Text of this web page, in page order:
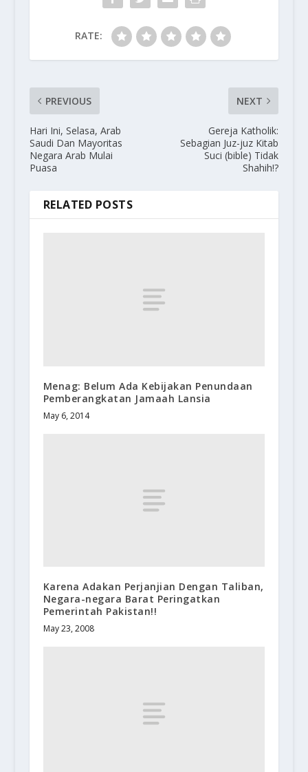
RATE:
PREVIOUS
Hari Ini, Selasa, Arab
Saudi Dan Mayoritas
Negara Arab Mulai
Puasa
NEXT
Gereja Katholik:
Sebagian Juz-juz Kitab
Suci (bible) Tidak
Shahih!?
RELATED POSTS
Menag: Belum Ada Kebijakan Penundaan
Pemberangkatan Jamaah Lansia
May 6, 2014
Karena Adakan Perjanjian Dengan Taliban,
Negara-negara Barat Peringatkan
Pemerintah Pakistan!!
May 23, 2008